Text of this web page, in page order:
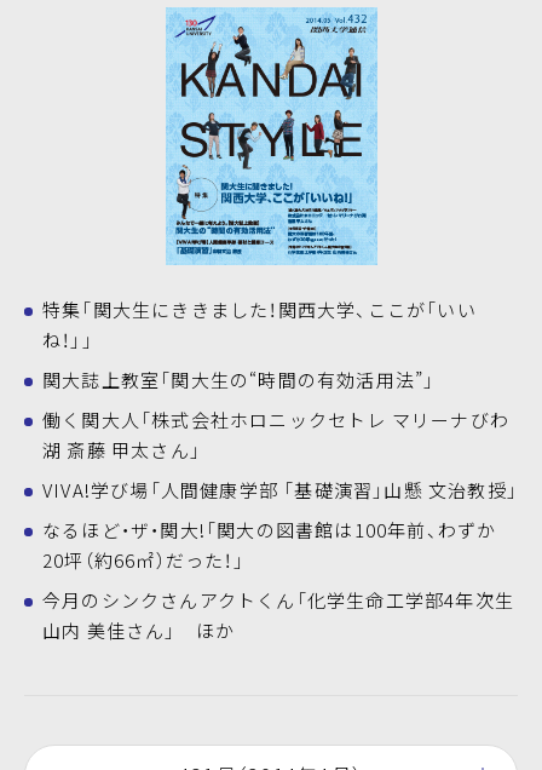
特集「関大生にききました！関西大学、ここが「いい
ね！」」
関大誌上教室「関大生の“時間の有効活用法”」
働く関大人「株式会社ホロニックセトレ マリーナびわ
湖 斎藤 甲太さん」
VIVA!学び場「人間健康学部 「基礎演習」山懸 文治教授」
なるほど・ザ・関大!「関大の図書館は100年前、わずか
20坪（約66㎡）だった！」
今月のシンクさんアクトくん「化学生命工学部4年次生
山内 美佳さん」 ほか